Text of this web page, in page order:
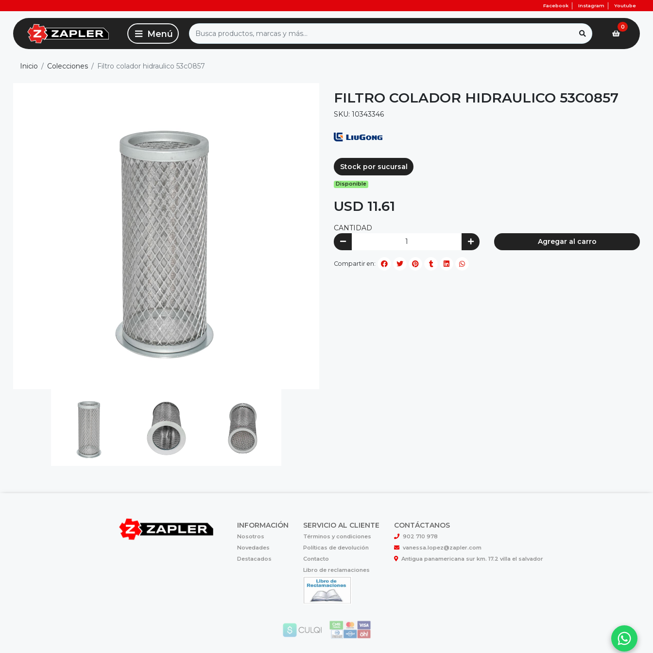
Facebook Instagram Youtube
0
Inicio Colecciones Filtro colador hidraulico 53c0857
FILTRO COLADOR HIDRAULICO 53C0857
SKU: 10343346
Stock por sucursal
Disponible
USD 11.61
CANTIDAD
Agregar al carro
Compartir en:
INFORMACIÓN
Nosotros
Novedades
Destacados
SERVICIO AL CLIENTE
Términos y condiciones
Políticas de devolución
Contacto
Libro de reclamaciones
CONTÁCTANOS
902 710 978
vanessa.lopez@zapler.com
Antigua panamericana sur km. 17.2 villa el salvador